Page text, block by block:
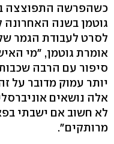
כשהפרשה התפוצצה
גוטמן בשנה האחרונה
לסרט לעבודת הגמר
אומרת גוטמן, "מי
סיפור עם הרבה
יותר עמוק מדובר על
אלה נושאים
לא חשוב אם ישבתי
מרותקים".